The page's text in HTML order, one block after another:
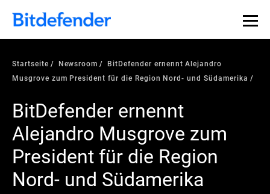
Startseite Newsroom
BitDefender ernennt Alejandro
Musgrove zum President für die Region Nord- und Südamerika
BitDefender ernennt
Alejandro Musgrove zum
President für die Region
Nord- und Südamerika